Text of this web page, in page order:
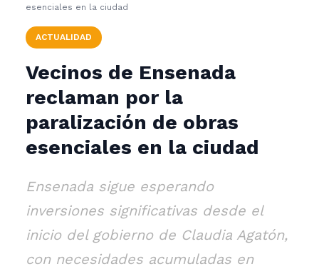
esenciales en la ciudad
ACTUALIDAD
Vecinos de Ensenada
reclaman por la
paralización de obras
esenciales en la ciudad
Ensenada sigue esperando
inversiones significativas desde el
inicio del gobierno de Claudia Agatón,
con necesidades acumuladas en